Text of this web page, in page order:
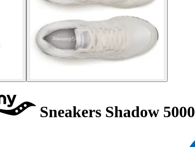
Sneakers Shadow 5000